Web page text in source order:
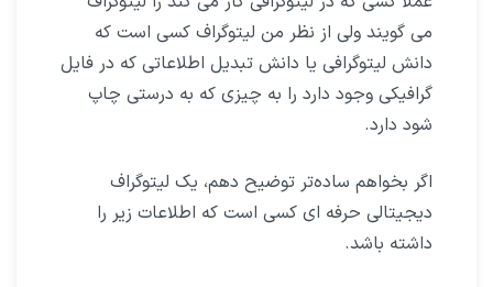
می گویند ولی از نظر من لیتوگراف کسی است که
دانش لیتوگرافی یا دانش تبدیل اطلاعاتی که در فایل
گرافیکی وجود دارد را به چیزی که به درستی چاپ
شود دارد.
اگر بخواهم ساده‌تر توضیح دهم، یک لیتوگراف
دیجیتالی حرفه ای کسی است که اطلاعات زیر را
داشته باشد.